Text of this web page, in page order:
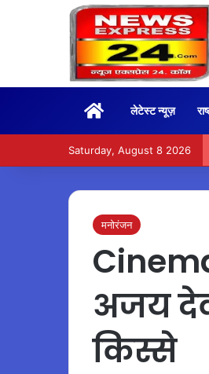
Homeलेटेस्ट न्यूज़
Saturday, August 8 2026
मनोरंजन
अजय
किस्से